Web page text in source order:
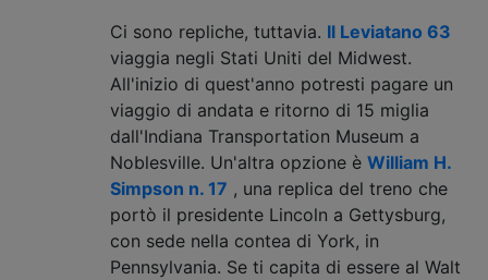
Ci sono repliche, tuttavia. Il Leviatano 63
viaggia negli Stati Uniti del Midwest.
All'inizio di quest'anno potresti pagare un
viaggio di andata e ritorno di 15 miglia
dall'Indiana Transportation Museum a
Noblesville. Un'altra opzione è William H.
Simpson n. 17 , una replica del treno che
portò il presidente Lincoln a Gettysburg,
con sede nella contea di York, in
Pennsylvania. Se ti capita di essere al Walt